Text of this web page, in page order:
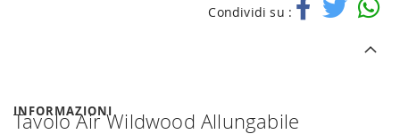
Condividi su :
INFORMAZIONI
Tavolo Air Wildwood Allungabile